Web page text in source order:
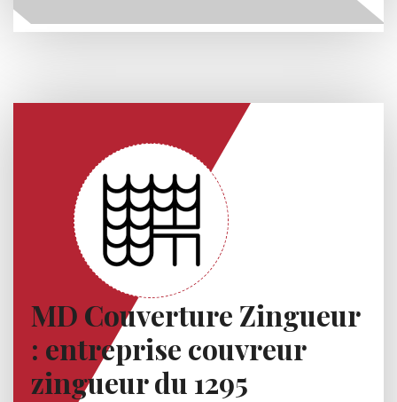
MD Couverture Zingueur
: entreprise couvreur
zingueur du 1295